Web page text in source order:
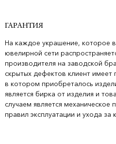
ГАРАНТИЯ
На каждое украшение, которое
ювелирной сети
производителя на заводской
скрытых дефектов клиент имеет
в котором приобреталось
является бирка от изделия и
случаем является
правил эксплуатации и ухода